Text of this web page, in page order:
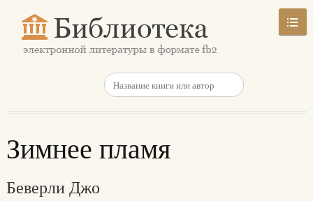
Зимнее пламя
Беверли Джо